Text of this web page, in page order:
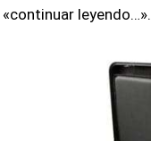
«continuar leyendo…».